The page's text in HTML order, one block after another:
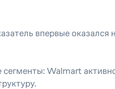
впервые оказался
Walmart